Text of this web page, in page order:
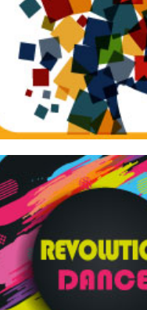
Tracce
Dinamiche è una
d’innovazione e
Revolution Dance
di danza